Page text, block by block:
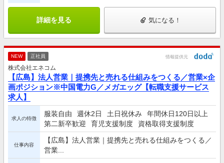
詳細を見る 気になる！
NEW 正社員 情報提供元
株式会社エネコム
【広島】法人営業｜提携先と売れる仕組みをつくる／営業×企
画ポジション※中国電力G／メガエッグ【転職支援サービス
求人】
求人の特徴
服装自由 週休2日 土日祝休み
年間休日120日以上
第二新卒歓迎
育児支援制度 資格取得支援制度
仕事内容
【広島】法人営業｜提携先と売れる仕組みをつくる／
営業...